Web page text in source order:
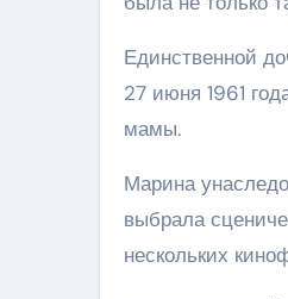
Единственной
27 июня 1961
мамы.
Марина
выбрала
нескольких